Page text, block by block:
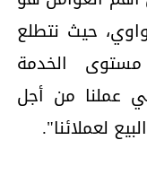
حيث نتطلع
الخدمة
عملنا من أجل
لعملائنا".